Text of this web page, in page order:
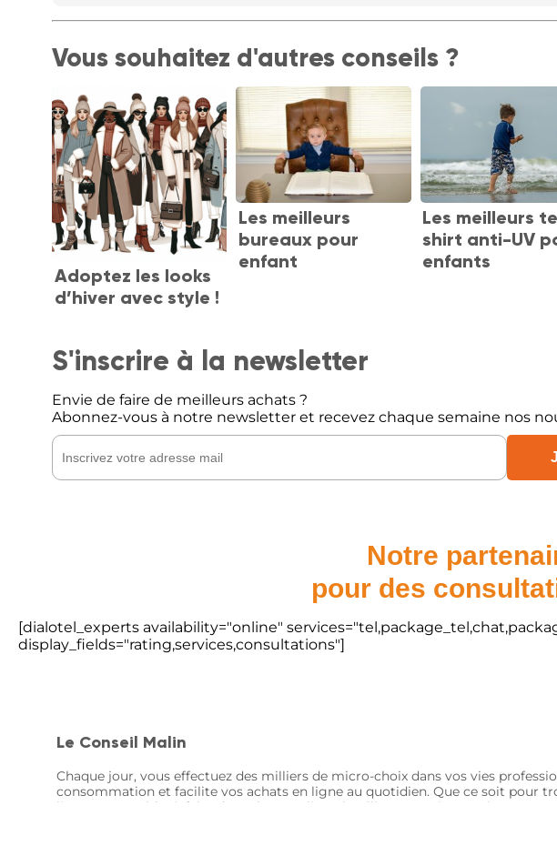
Vous souhaitez d'autres conseils ?
Adoptez les looks
d’hiver avec style !
Les meilleurs
bureaux pour
enfant
Les meilleurs
shirt anti-UV
enfants
S'inscrire à la newsletter
Envie de faire de meilleurs achats ?
Abonnez-vous à notre newsletter et recevez chaque semaine nos
Notre
pour des
[dialotel_experts availability="online"
display_fields="rating,services,consultations"]
Le Conseil Malin
Chaque jour, vous effectuez des milliers de micro-choix dans vos vies
consommation et facilite vos achats en ligne au quotidien. Que ce soit pour
là pour vous aider à faire des achats en ligne intelligents et économiques.